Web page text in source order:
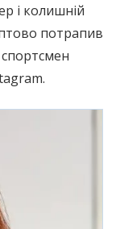
і колишній
потрапив